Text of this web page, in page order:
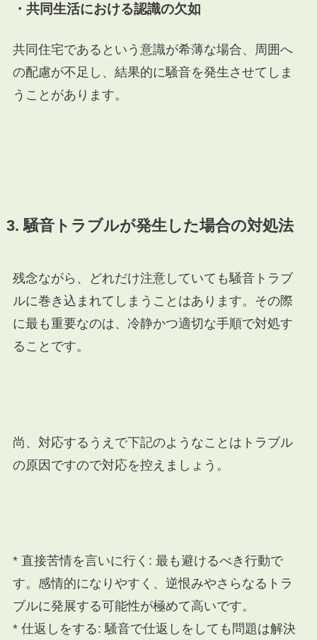
・共同生活における認識の欠如
共同住宅であるという意識が希薄な場合、周囲へ
の配慮が不足し、結果的に騒音を発生させてしま
うことがあります。
3. 騒音トラブルが発生した場合の対処法
残念ながら、どれだけ注意していても騒音トラブ
ルに巻き込まれてしまうことはあります。その際
に最も重要なのは、冷静かつ適切な手順で対処す
ることです。
尚、対応するうえで下記のようなことはトラブル
の原因ですので対応を控えましょう。
* 直接苦情を言いに行く: 最も避けるべき行動で
す。感情的になりやすく、逆恨みやさらなるトラ
ブルに発展する可能性が極めて高いです。
* 仕返しをする: 騒音で仕返しをしても問題は解決